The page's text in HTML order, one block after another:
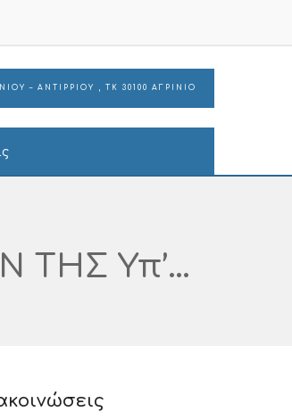
– ΑΝΤΙΡΡΙΟΥ , ΤΚ 30100 ΑΓΡΙΝΙΟ
ΠΡΑΚΤΙΚΟ ΕΠΙΤΡΟΠΗΣ ΑΞΙΟΛΟΓΗΣΗΣ ΑΙΤΗΣΕΩΝ ΤΗΣ Υπ’αριθμ. ΣΟΧ 1/2022